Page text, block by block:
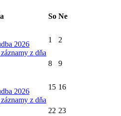
So Ne
2026
z dňa
1 2
8 9
2026
z dňa
15 16
22 23